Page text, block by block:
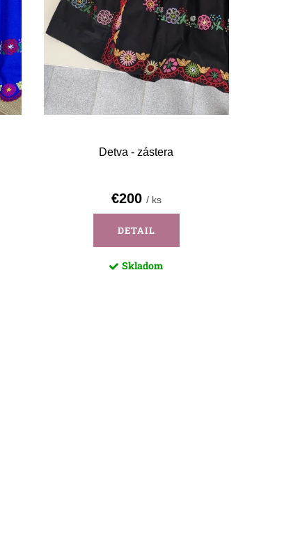
Detva - zástera
€200 / ks
DETAIL
Skladom